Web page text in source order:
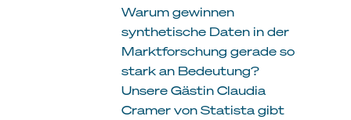
Warum gewinnen
synthetische Daten in der
Marktforschung gerade so
stark an Bedeutung?
Unsere Gästin Claudia
Cramer von Statista gibt